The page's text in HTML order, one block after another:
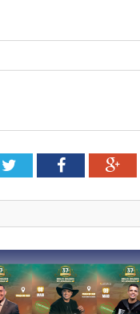
TwitterFacebook